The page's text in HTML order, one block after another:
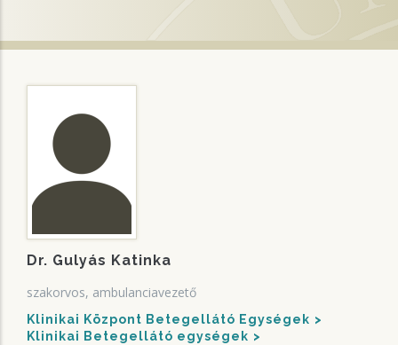
Dr. Gulyás Katinka
szakorvos, ambulanciavezető
Klinikai Központ Betegellátó Egységek
Klinikai Betegellátó egységek